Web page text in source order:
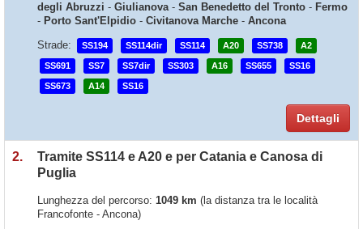
degli Abruzzi - Giulianova- San Benedetto del Tronto - Fermo
- Porto Sant'Elpidio - Civitanova Marche - Ancona
Strade:
SS194 SS114dir SS114 A20 SS738 A2
SS691 SS7 SS7dir SS303 A16 SS655 SS16
SS673 A14 SS16
Dettagli
2.
Tramite SS114 e A20 e per Catania e Canosa di
Puglia
Lunghezza del percorso: 1049 km (la distanza tra le località
Francofonte - Ancona)